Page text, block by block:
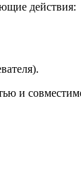
действия: